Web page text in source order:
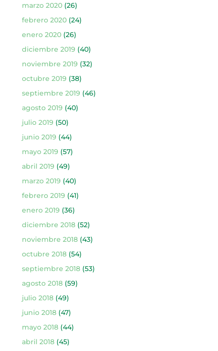
marzo 2020(26)
febrero 2020(24)
enero 2020(26)
diciembre 2019 (40)
noviembre 2019 (32)
octubre 2019 (38)
septiembre 2019 (46)
agosto 2019 (40)
julio 2019 (50)
junio 2019 (44)
mayo 2019 (57)
abril 2019 (49)
marzo 2019 (40)
febrero 2019 (41)
enero 2019 (36)
diciembre 2018(52)
noviembre 2018(43)
octubre 2018(54)
septiembre 2018(53)
agosto 2018(59)
julio 2018(49)
junio 2018(47)
mayo 2018(44)
abril 2018(45)